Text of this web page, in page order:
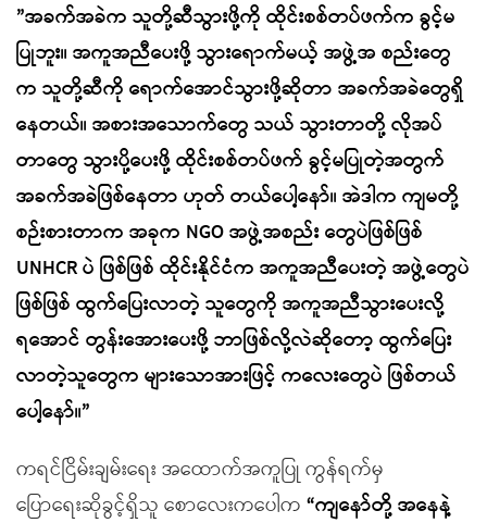
”အခက်အခဲက သူတို့ဆီသွားဖို့ကို ထိုင်းစစ်တပ်ဖက်က ခွင့်မ
ပြုဘူး။ အကူအညီပေးဖို့ သွားရောက်မယ့် အဖွဲ့အ စည်းတွေ
က သူတို့ဆီကို ရောက်အောင်သွားဖို့ဆိုတာ အခက်အခဲတွေရှိ
နေတယ်။ အစားအသောက်တွေ သယ် သွားတာတို့ လိုအပ်
တာတွေ သွားပို့ပေးဖို့ ထိုင်းစစ်တပ်ဖက် ခွင့်မပြုတဲ့အတွက်
အခက်အခဲဖြစ်နေတာ ဟုတ် တယ်ပေါ့နော်။ အဲဒါက ကျမတို့
စဉ်းစားတာက အခုက NGO အဖွဲ့အစည်း တွေပဲဖြစ်ဖြစ်
UNHCR ပဲ ဖြစ်ဖြစ် ထိုင်းနိုင်ငံက အကူအညီပေးတဲ့ အဖွဲ့တွေပဲ
ဖြစ်ဖြစ် ထွက်ပြေးလာတဲ့ သူတွေကို အကူအညီသွားပေးလို့
ရအောင် တွန်းအေားပေးဖို့ ဘာဖြစ်လို့လဲဆိုတော့ ထွက်ပြေး
လာတဲ့သူတွေက များသောအားဖြင့် ကလေးတွေပဲ ဖြစ်တယ်
ပေါ့နော်။”
ကရင်ငြိမ်းချမ်းရေး အထောက်အကူပြု ကွန်ရက်မှ
ပြောရေးဆိုခွင့်ရှိသူ စောလေးကပေါက “ကျနော်တို့ အနေနဲ့